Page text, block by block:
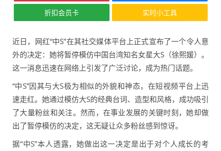
折扣会员卡 实时小工具
近日，网红“中S”在其社交媒体平台上正式宣布了一个令人意
外的决定：她将暂停模仿中国台湾知名女星大S（徐熙媛）。
这一消息迅速在网络上引发了广泛讨论，成为热门话题。
“中S”因其与大S极为相似的外貌和神态，在短视频平台上迅
速走红。她通过模仿大S的经典台词、造型和风格，成功吸引
了大量粉丝和关注。然而，在事业发展的关键时刻，她却做
出了暂停模仿的决定，这无疑让众多粉丝感到惊讶。
据“中S”本人透露，她做出这一决定是出于对个人成长的考